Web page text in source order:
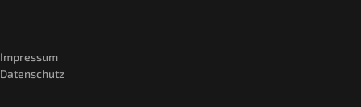
Impressum
Datenschutz